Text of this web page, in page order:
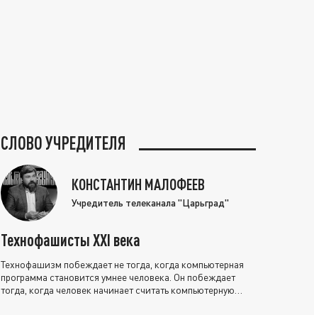
СЛОВО УЧРЕДИТЕЛЯ
КОНСТАНТИН МАЛОФЕЕВ
Учредитель телеканала "Царьград"
Технофашисты XXI века
Технофашизм побеждает не тогда, когда компьютерная
программа становится умнее человека. Он побеждает
тогда, когда человек начинает считать компьютерную